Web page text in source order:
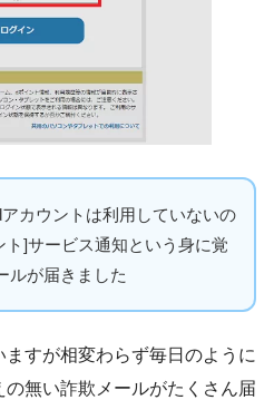
カウントは利用していないの
ト]サービス通知という身に覚
ルが届きました
すが相変わらず毎日のように
無い詐欺メールがたくさん届